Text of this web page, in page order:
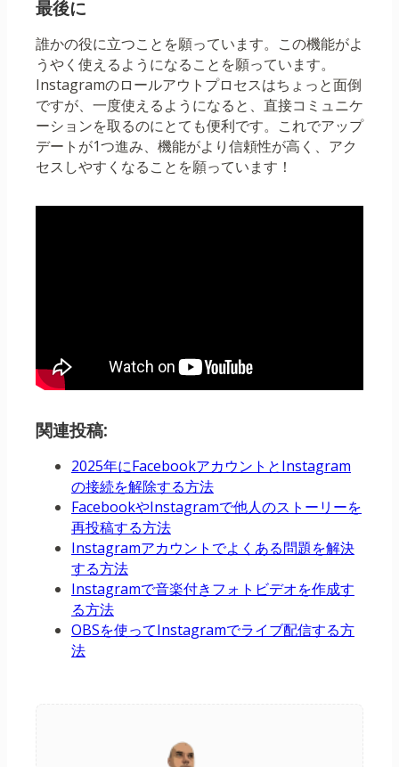
最後に
誰かの役に立つことを願っています。この機能がよ
うやく使えるようになることを願っています。
Instagramのロールアウトプロセスはちょっと面倒
ですが、一度使えるようになると、直接コミュニケ
ーションを取るのにとても便利です。これでアップ
デートが1つ進み、機能がより信頼性が高く、アク
セスしやすくなることを願っています！
関連投稿:
2025年にFacebookアカウントとInstagram
の接続を解除する方法
FacebookやInstagramで他人のストーリーを
再投稿する方法
Instagramアカウントでよくある問題を解決
する方法
Instagramで音楽付きフォトビデオを作成す
る方法
OBSを使ってInstagramでライブ配信する方
法